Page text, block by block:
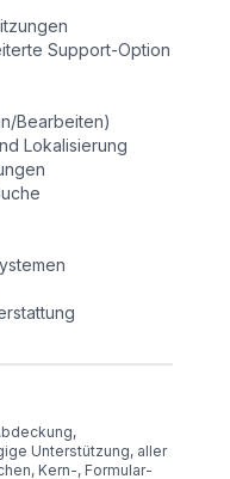
Support-Option
Bearbeiten)
Lokalisierung
Unterstützung, aller
Kern-, Formular-